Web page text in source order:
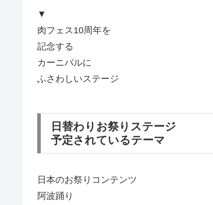
▼
肉フェス10周年を
記念する
カーニバルに
ふさわしいステージ
日替わりお祭りステージ
予定されているテーマ
日本のお祭りコンテンツ
阿波踊り